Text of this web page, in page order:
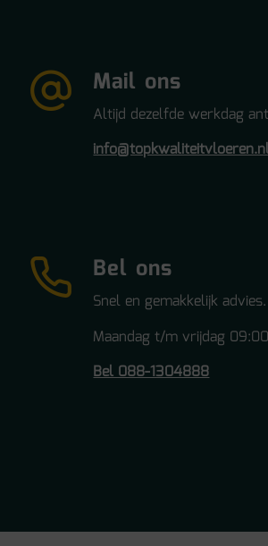
Mail ons
Altijd dezelfde werkdag
Bel ons
Snel en gemakkelijk advies.
Maandag t/m vrijdag
Bel 088-1304888